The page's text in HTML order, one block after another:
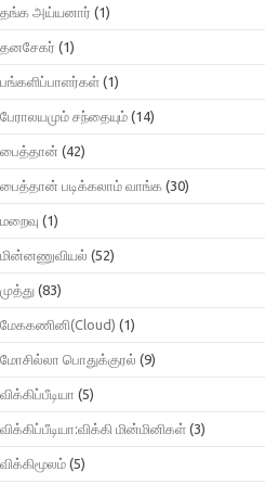
தங்க அய்யனார் (1)
தனசேகர் (1)
பங்களிப்பாளர்கள் (1)
பேராலயமும் சந்தையும் (14)
பைத்தான் (42)
பைத்தான் படிக்கலாம் வாங்க (30)
மறைவு (1)
மின்னணுவியல் (52)
முத்து (83)
மேககணினி(Cloud) (1)
மோசில்லா பொதுக்குரல் (9)
விக்கிப்பீடியா (5)
விக்கிப்பீடியா:விக்கி மின்மினிகள் (3)
விக்கிமூலம் (5)